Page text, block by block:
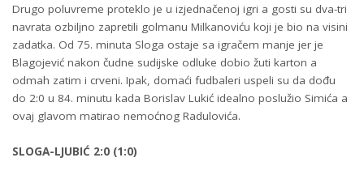
Drugo poluvreme proteklo je u izjednačenoj igri a gosti su dva-tri
navrata ozbiljno zapretili golmanu Milkanoviću koji je bio na visini
zadatka. Od 75. minuta Sloga ostaje sa igračem manje jer je
Blagojević nakon čudne sudijske odluke dobio žuti karton a
odmah zatim i crveni. Ipak, domaći fudbaleri uspeli su da dođu
do 2:0 u 84. minutu kada Borislav Lukić idealno poslužio Simića a
ovaj glavom matirao nemoćnog Radulovića.
SLOGA-LJUBIĆ 2:0 (1:0)